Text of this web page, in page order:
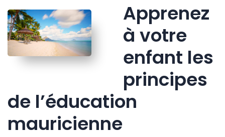
Apprenez
à votre
enfant les
principes
de l’éducation
mauricienne